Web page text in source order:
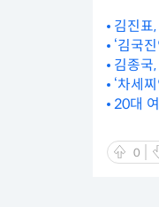
김진표
‘김국
김종국
‘차세
20대
0